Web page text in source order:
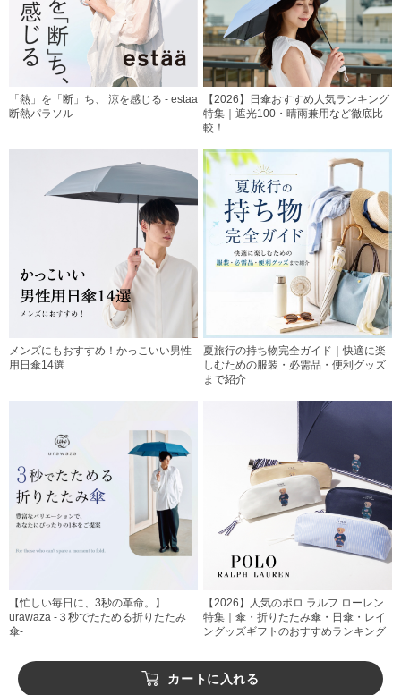
カートに入れる
「熱」を「断」ち、 涼を感じる - estaa
断熱パラソル -
【2026】日傘おすすめ人気ランキング
特集｜遮光100・晴雨兼用など徹底比
較！
メンズにもおすすめ！かっこいい男性
用日傘14選
夏旅行の持ち物完全ガイド｜快適に楽
しむための服装・必需品・便利グッズ
まで紹介
【忙しい毎日に、3秒の革命。】
urawaza -３秒でたためる折りたたみ
傘-
【2026】人気のポロ ラルフ ローレン
特集｜傘・折りたたみ傘・日傘・レイ
ングッズギフトのおすすめランキング
VIEW MORE